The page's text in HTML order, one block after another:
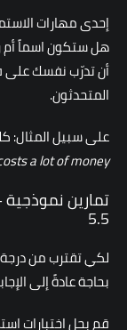
إحدى مهارات
هل ستكون اسماً أم
المتحدثون.
على سبيل المثال:
a lot of money
تمارين
5.5
بحاجة عادةً إلى الإجابة
قم بحل اختبارات